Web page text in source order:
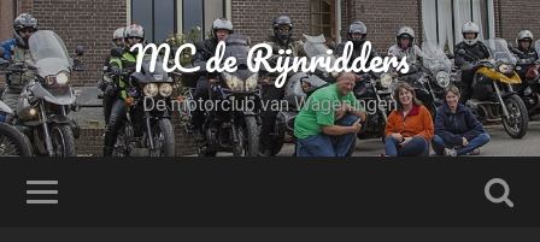
MC de Rijnridders
De motorclub van Wageningen